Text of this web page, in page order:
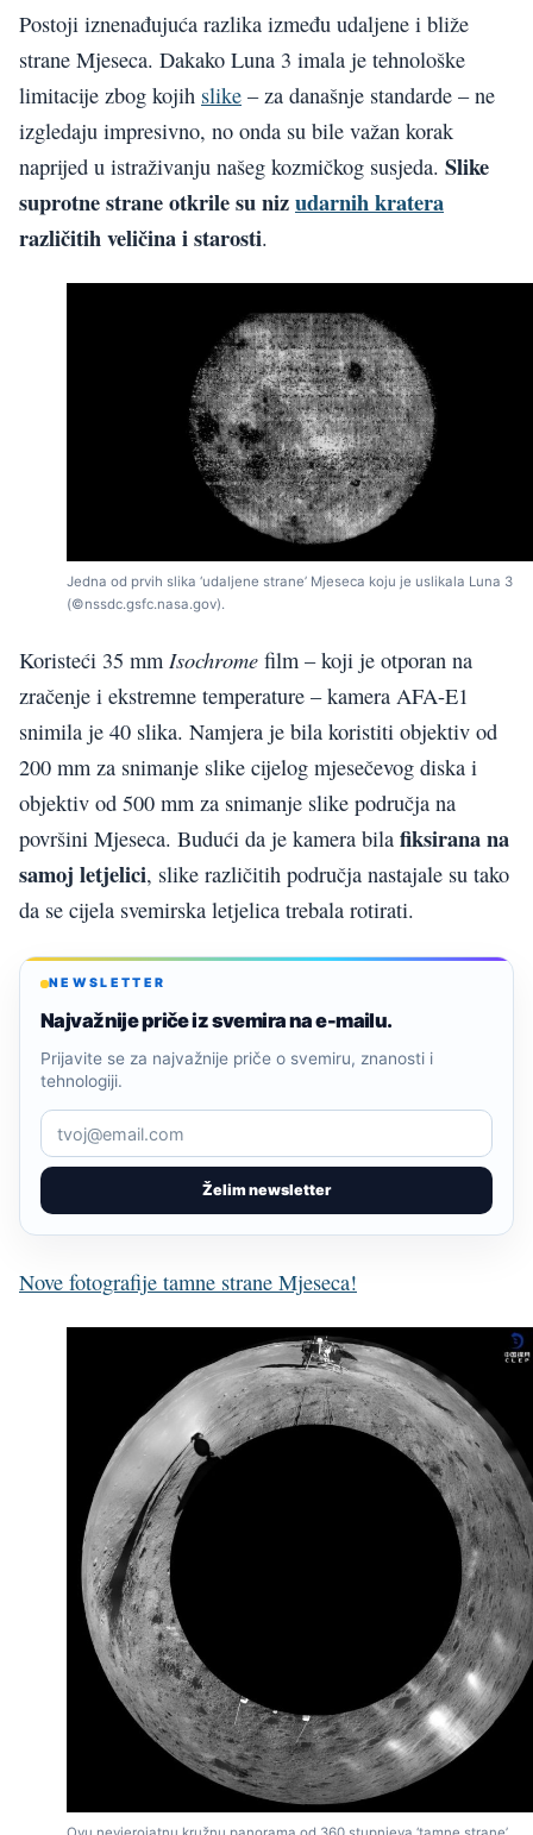
Postoji iznenađujuća razlika između udaljene i bliže
strane Mjeseca. Dakako Luna 3 imala je tehnološke
limitacije zbog kojih slike – za današnje standarde – ne
izgledaju impresivno, no onda su bile važan korak
naprijed u istraživanju našeg kozmičkog susjeda. Slike
suprotne strane otkrile su nizudarnih kratera
različitih veličina i starosti.
Jedna od prvih slika ‘udaljene strane’ Mjeseca koju je uslikala Luna 3
(©nssdc.gsfc.nasa.gov).
Koristeći 35 mm Isochrome film – koji je otporan na
zračenje i ekstremne temperature – kamera AFA-E1
snimila je 40 slika. Namjera je bila koristiti objektiv od
200 mm za snimanje slike cijelog mjesečevog diska i
objektiv od 500 mm za snimanje slike područja na
površini Mjeseca. Budući da je kamera bila fiksirana na
samoj letjelici, slike različitih područja nastajale su tako
da se cijela svemirska letjelica trebala rotirati.
NEWSLETTER
Najvažnije priče iz svemira na e-mailu.
Želim newsletter
Prijavite se za najvažnije priče o svemiru, znanosti i
tehnologiji.
Nove fotografije tamne strane Mjeseca!